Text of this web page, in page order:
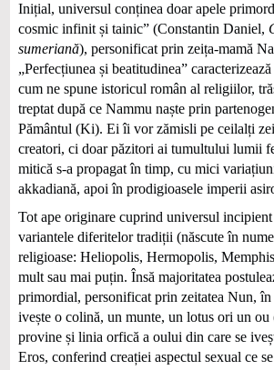
Inițial, universul conținea doar apele
cosmic infinit și tainic” (Constantin Daniel,
sumeriană), personificat prin zeița-mamă
„Perfecțiunea și beatitudinea”
cum ne spune istoricul român al religiilor,
treptat după ce Nammu naște prin
Pământul (Ki). Ei îi vor zămisli pe ceilalți
creatori, ci doar păzitori ai tumultului lumii
mitică s-a propagat în timp, cu mici
akkadiană, apoi în prodigioasele imperii
Tot ape originare cuprind universul
variantele diferitelor tradiții (născute în
religioase: Heliopolis, Hermopolis,
mult sau mai puțin. Însă majoritatea
primordial, personificat prin zeitatea Nun,
ivește o colină, un munte, un lotus ori un
provine și linia orfică a oului din care se
Eros, conferind creației aspectul sexual ce